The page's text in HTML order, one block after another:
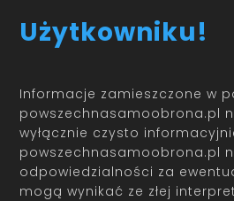
Użytkowniku!
Informacje zamieszczone w
powszechnasamoobrona.pl
wyłącznie czysto
powszechnasamoobrona.pl
odpowiedzialności za
mogą wynikać ze złej